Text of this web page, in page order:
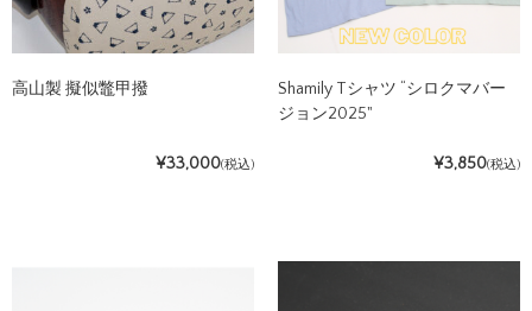
高山製 擬似鼈甲撥
¥33,000(税込)
Shamily Tシャツ “シロクマバー
ジョン2025"
¥3,850(税込)